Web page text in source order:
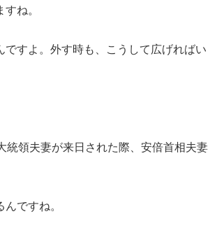
ね。
すよ。外す時も、こうして広げればい
領夫妻が来日された際、安倍首相夫妻
ですね。